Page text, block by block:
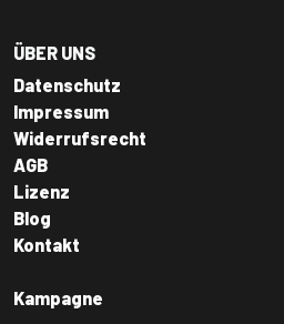
ÜBER UNS
Datenschutz
Impressum
Widerrufsrecht
AGB
Lizenz
Blog
Kontakt
Kampagne